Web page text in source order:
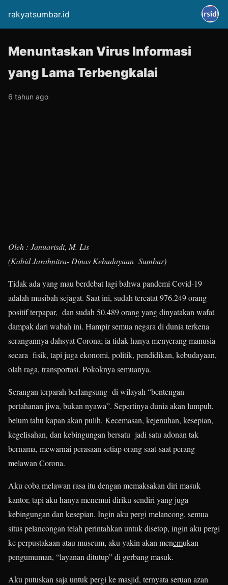
rakyatsumbar.id
Menuntaskan Virus Informasi
yang Lama Terbengkalai
6 tahun ago
Oleh : Januarisdi, M. Lis
(Kabid Jarahnitra- Dinas Kebudayaan Sumbar)
Tidak ada yang mau berdebat lagi bahwa pandemi Covid-19
adalah musibah sejagat. Saat ini, sudah tercatat 976.249 orang
positif terpapar, dan sudah 50.489 orang yang dinyatakan wafat
dampak dari wabah ini. Hampir semua negara di dunia terkena
serangannya dahsyat Corona; ia tidak hanya menyerang manusia
secara fisik, tapi juga ekonomi, politik, pendidikan, kebudayaan,
olah raga, transportasi. Pokoknya semuanya.
Serangan terparah berlangsung di wilayah “bentengan
pertahanan jiwa, bukan nyawa”. Sepertinya dunia akan lumpuh,
belum tahu kapan akan pulih. Kecemasan, kejenuhan, kesepian,
kegelisahan, dan kebingungan bersatu jadi satu adonan tak
bernama, mewarnai perasaan setiap orang saat-saat perang
melawan Corona.
Aku coba melawan rasa itu dengan memaksakan diri masuk
kantor, tapi aku hanya menemui diriku sendiri yang juga
kebingungan dan kesepian. Ingin aku pergi melancong, semua
situs pelancongan telah perintahkan untuk disetop, ingin aku pergi
ke perpustakaan atau museum, aku yakin akan menemukan
pengumuman, “layanan ditutup” di gerbang masuk.
Aku putuskan saja untuk pergi ke masjid, ternyata seruan azan